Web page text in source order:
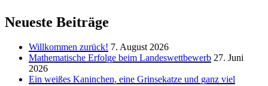
Neueste Beiträge
Willkommen zurück! 7. August 2026
Mathematische Erfolge beim Landeswettbewerb 27. Juni
2026
Ein weißes Kaninchen, eine Grinsekatze und ganz viel